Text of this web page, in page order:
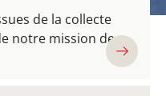
de la collecte
notre mission de